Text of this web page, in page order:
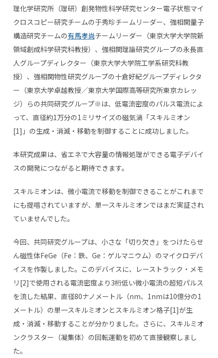
理化学研究所（理研）創発物性科学研究センター電子状態マイ
クロスコピー研究チームの于秀珍チームリーダー、強相関量子
構造研究チームの有馬孝尚チームリーダー（東京大学大学院新
領域創成科学研究科教授）、強相関理論研究グループの永長直
人グループディレクター（東京大学大学院工学系研究科教
授）、強相関物性研究グループの十倉好紀グループディレクタ
ー（東京大学卓越教授／東京大学国際高等研究所東京カレッ
ジ）らの共同研究グループ※は、低電流密度のパルス電流によ
って、直径約1万分の1ミリサイズの磁気渦「スキルミオン
[1]」の生成・消滅・移動を制御することに成功しました。
本研究成果は、省エネで大容量の情報処理ができる電子デバイ
スの開発につながると期待できます。
スキルミオンは、微小電流で移動を制御できることがこれまで
にも提唱されていますが、単一スキルミオンではまだ実証され
ていませんでした。
今回、共同研究グループは、小さな「切り欠き」をつけたらせ
ん磁性体FeGe（Fe：鉄、Ge：ゲルマニウム）のマイクロデバ
イスを作製しました。このデバイスに、レーストラック・メモ
リ[2]で使用される電流密度より3桁低い微小電流の超短パルス
を流した結果、直径80ナノメートル（nm、1nmは10億分の1
メートル）の単一スキルミオンとスキルミオン格子[1]が生
成・消滅・移動することが分かりました。さらに、スキルミオ
ンクラスター（凝集体）の回転運動を初めて直接観察しまし
た。